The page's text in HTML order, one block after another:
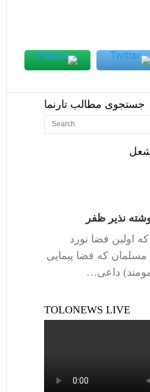
جستجوی مطالب تارنما
نذیر ظفر
اولین فضا نورد
مسلمان که فضا پیمایی
مومند) داعی…
TOLONEWS LIVE